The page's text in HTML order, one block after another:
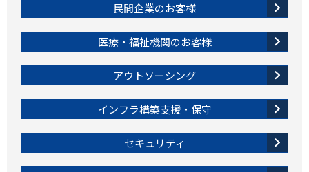
民間企業のお客様
医療・福祉機関のお客様
アウトソーシング
インフラ構築支援・保守
セキュリティ